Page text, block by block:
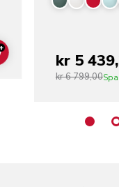
ADD TO CARTkr 5
kr 6 799,00